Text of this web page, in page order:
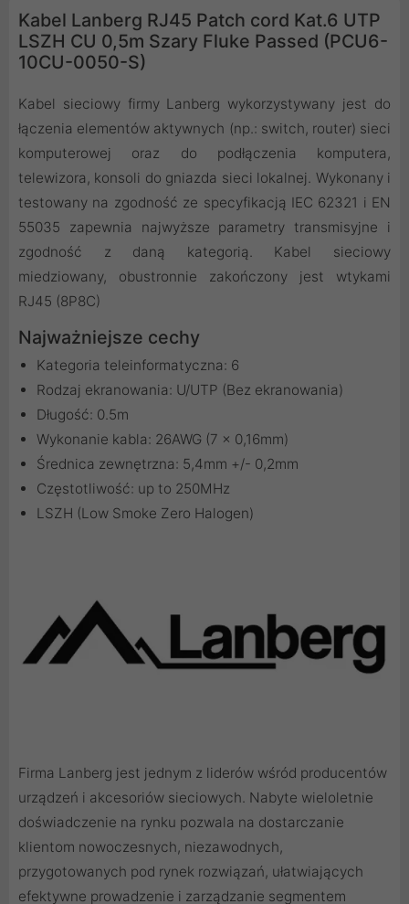
Kabel Lanberg RJ45 Patch cord Kat.6 UTP
LSZH CU 0,5m Szary Fluke Passed (PCU6-
10CU-0050-S)
Kabel sieciowy firmy Lanberg wykorzystywany jest do
łączenia elementów aktywnych (np.: switch, router) sieci
komputerowej oraz do podłączenia komputera,
telewizora, konsoli do gniazda sieci lokalnej. Wykonany i
testowany na zgodność ze specyfikacją IEC 62321 i EN
55035 zapewnia najwyższe parametry transmisyjne i
zgodność z daną kategorią. Kabel sieciowy
miedziowany, obustronnie zakończony jest wtykami
RJ45 (8P8C)
Najważniejsze cechy
Kategoria teleinformatyczna: 6
Rodzaj ekranowania: U/UTP (Bez ekranowania)
Długość: 0.5m
Wykonanie kabla: 26AWG (7 x 0,16mm)
Średnica zewnętrzna: 5,4mm +/- 0,2mm
Częstotliwość: up to 250MHz
LSZH (Low Smoke Zero Halogen)
Firma Lanberg jest jednym z liderów wśród producentów
urządzeń i akcesoriów sieciowych. Nabyte wieloletnie
doświadczenie na rynku pozwala na dostarczanie
klientom nowoczesnych, niezawodnych,
przygotowanych pod rynek rozwiązań, ułatwiających
efektywne prowadzenie i zarządzanie segmentem